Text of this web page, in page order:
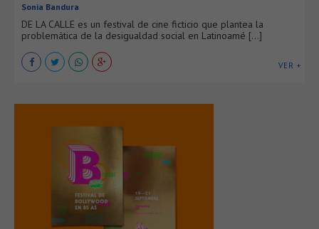
Sonia Bandura
DE LA CALLE es un festival de cine ficticio que plantea la
problemática de la desigualdad social en Latinoamé [...]
VER +